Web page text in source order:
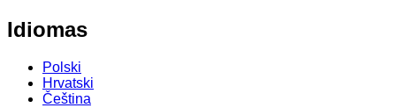
Idiomas
Polski
Hrvatski
Čeština